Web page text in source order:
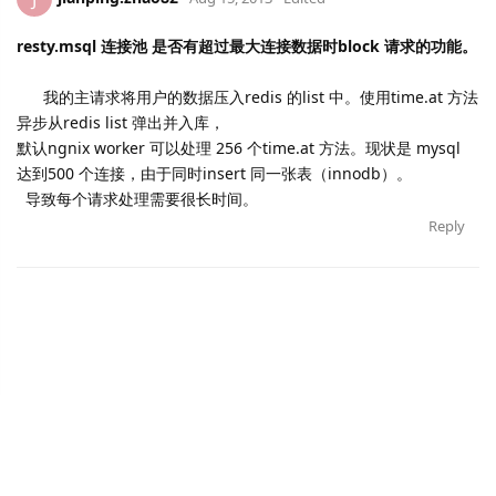
resty.msql 连接池 是否有超过最大连接数据时block 请求的功能。
我的主请求将用户的数据压入redis 的list 中。使用time.at 方法
异步从redis list 弹出并入库，
默认ngnix worker 可以处理 256 个time.at 方法。现状是 mysql
达到500 个连接，由于同时insert 同一张表（innodb）。
导致每个请求处理需要很长时间。
Reply